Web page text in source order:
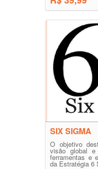
SIX SIGMA
O objetivo
visão global e
ferramentas e
da Estratégia 6